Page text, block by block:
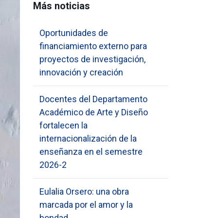
Más noticias
Oportunidades de
financiamiento externo para
proyectos de investigación,
innovación y creación
Docentes del Departamento
Académico de Arte y Diseño
fortalecen la
internacionalización de la
enseñanza en el semestre
2026-2
Eulalia Orsero: una obra
marcada por el amor y la